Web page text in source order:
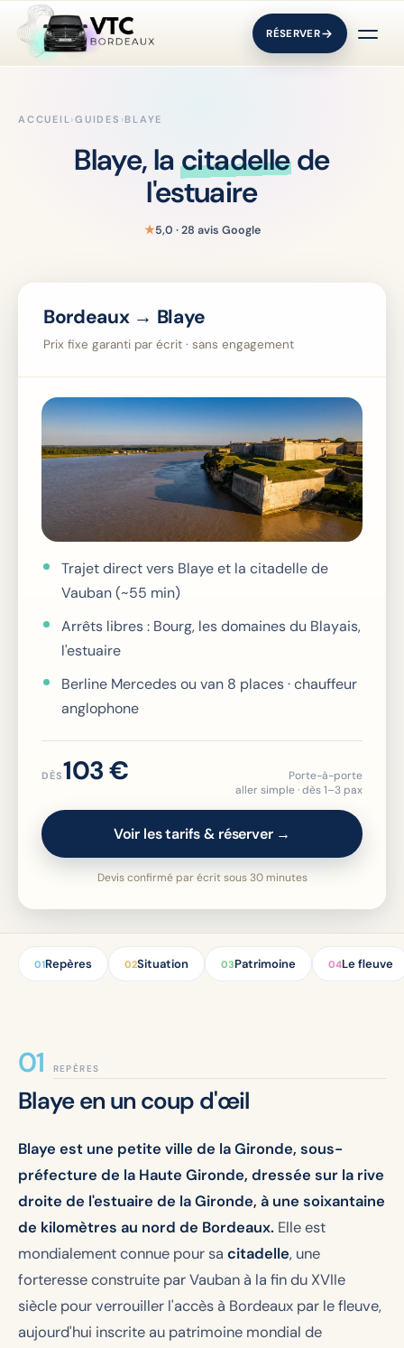
RÉSERVER
ACCUEIL›GUIDES ›BLAYE
Blaye, lacitadellede
l'estuaire
★5,0 · 28 avis Google
Bordeaux → Blaye
Prix fixe garanti par écrit · sans engagement
Trajet direct vers Blaye et la citadelle de
Vauban (~55 min)
Arrêts libres : Bourg, les domaines du Blayais,
l'estuaire
Berline Mercedes ou van 8 places · chauffeur
anglophone
DÈS103 €
Porte-à-porte
aller simple · dès 1–3 pax
Voir les tarifs & réserver →
Devis confirmé par écrit sous 30 minutes
01Repères 02Situation 03Patrimoine 04Le fleuve
REPÈRES
Blaye en un coup d'œil
Blaye est une petite ville de la Gironde, sous-
préfecture de la Haute Gironde, dressée sur la rive
droite de l'estuaire de la Gironde, à une soixantaine
de kilomètres au nord de Bordeaux. Elle est
mondialement connue pour sa citadelle, une
forteresse construite par Vauban à la fin du XVIIe
siècle pour verrouiller l'accès à Bordeaux par le fleuve,
aujourd'hui inscrite au patrimoine mondial de